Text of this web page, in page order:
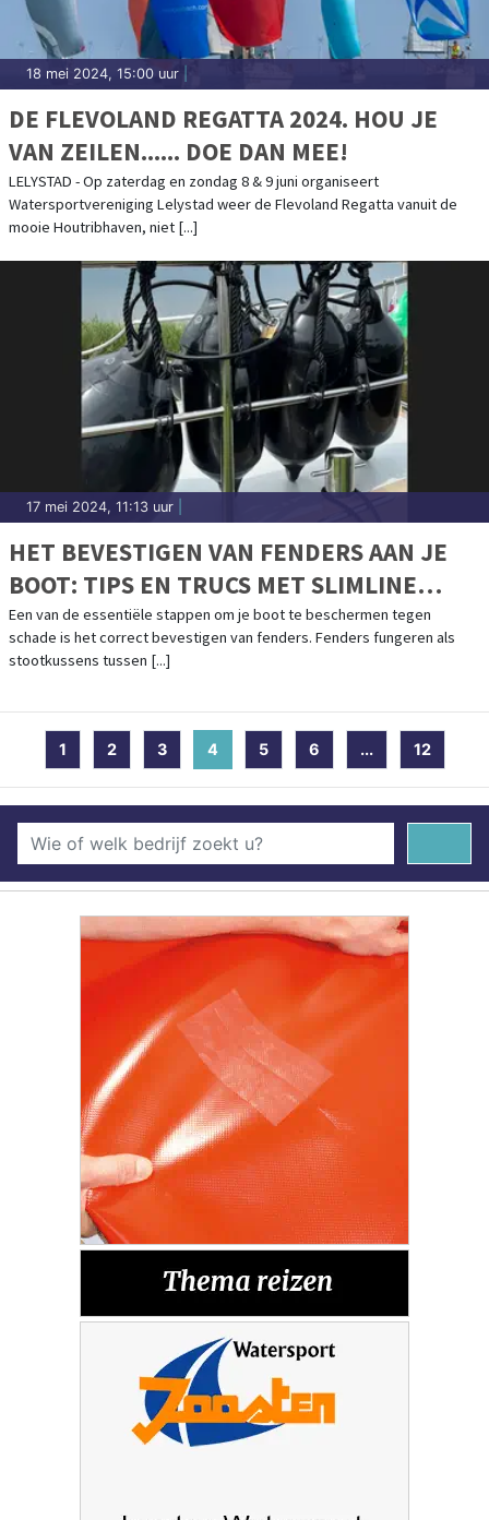
18 mei 2024, 15:00 uur
DE FLEVOLAND REGATTA 2024. HOU JE
VAN ZEILEN...... DOE DAN MEE!
LELYSTAD - Op zaterdag en zondag 8 & 9 juni organiseert
Watersportvereniging Lelystad weer de Flevoland Regatta vanuit de
mooie Houtribhaven, niet [...]
17 mei 2024, 11:13 uur
HET BEVESTIGEN VAN FENDERS AAN JE
BOOT: TIPS EN TRUCS MET SLIMLINE
KABELS
Een van de essentiële stappen om je boot te beschermen tegen
schade is het correct bevestigen van fenders. Fenders fungeren als
stootkussens tussen [...]
1 2 3 4 (current)
5 6 ... 12